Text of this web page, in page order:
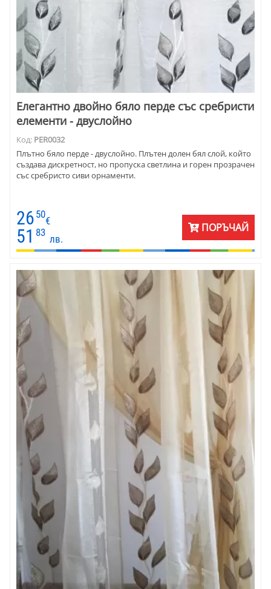
Елегантно двойно бяло перде със сребристи
елементи - двуслойно
Код: PER0032
Плътно бяло перде - двуслойно. Плътен долен бял слой, който
създава дискретност, но пропуска светлина и горен прозрачен
със сребристо сиви орнаменти.
26 50
€
51 83
лв.
ПОРЪЧАЙ